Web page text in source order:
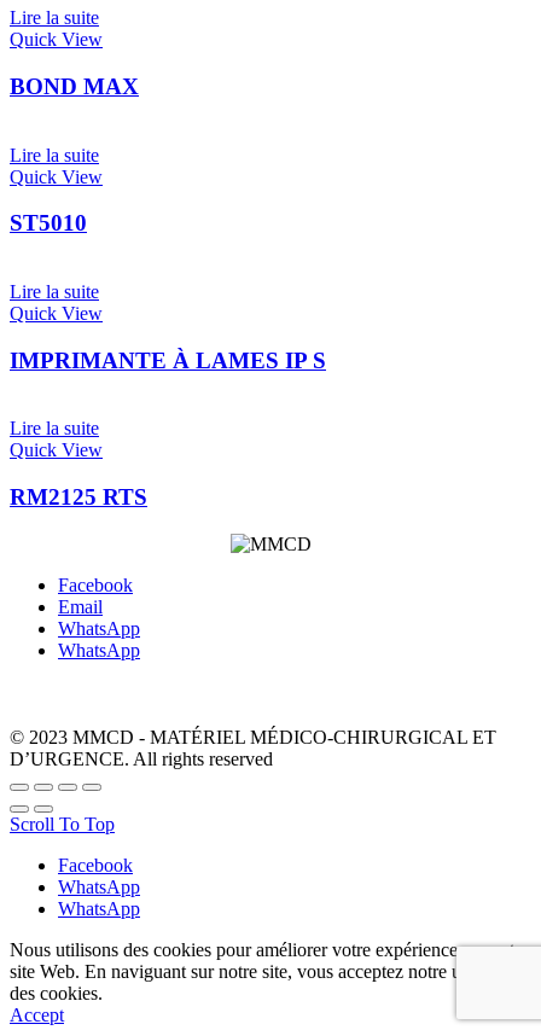
Lire la suite
Quick View
BOND MAX
Lire la suite
Quick View
ST5010
Lire la suite
Quick View
IMPRIMANTE À LAMES IP S
Lire la suite
Quick View
RM2125 RTS
Facebook
Email
WhatsApp
WhatsApp
© 2023 MMCD - MATÉRIEL MÉDICO-CHIRURGICAL ET
D’URGENCE. All rights reserved
Scroll To Top
Facebook
WhatsApp
WhatsApp
Nous utilisons des cookies pour améliorer votre expérience sur notre
site Web. En naviguant sur notre site, vous acceptez notre utilisation
des cookies.
Accept